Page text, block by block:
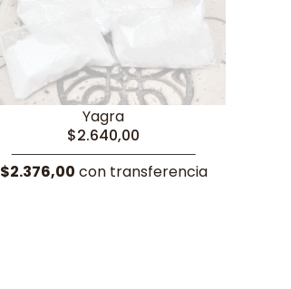
Yagra
$2.640,00
$2.376,00 con transferencia